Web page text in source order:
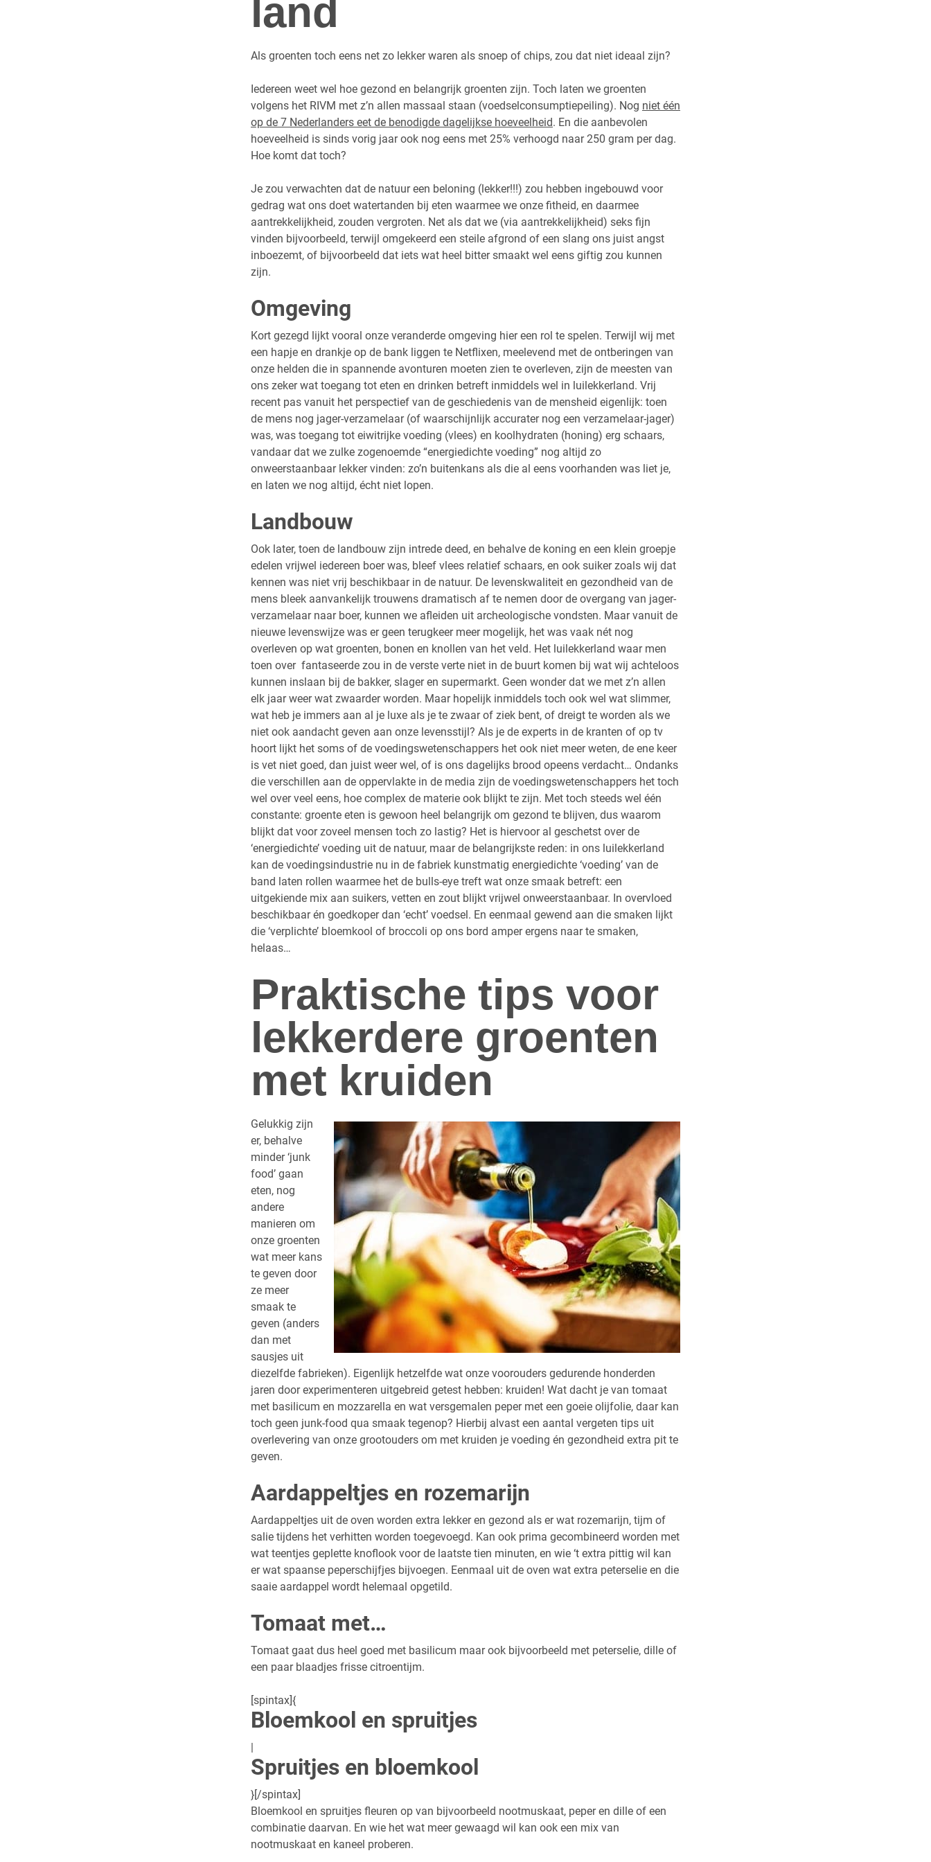
land
Als groenten toch eens net zo lekker waren als snoep of chips, zou dat niet ideaal zijn?
Iedereen weet wel hoe gezond en belangrijk groenten zijn. Toch laten we groenten
volgens het RIVM met z’n allen massaal staan (voedselconsumptiepeiling). Nog niet één
op de 7 Nederlanders eet de benodigde dagelijkse hoeveelheid. En die aanbevolen
hoeveelheid is sinds vorig jaar ook nog eens met 25% verhoogd naar 250 gram per dag.
Hoe komt dat toch?
Je zou verwachten dat de natuur een beloning (lekker!!!) zou hebben ingebouwd voor
gedrag wat ons doet watertanden bij eten waarmee we onze fitheid, en daarmee
aantrekkelijkheid, zouden vergroten. Net als dat we (via aantrekkelijkheid) seks fijn
vinden bijvoorbeeld, terwijl omgekeerd een steile afgrond of een slang ons juist angst
inboezemt, of bijvoorbeeld dat iets wat heel bitter smaakt wel eens giftig zou kunnen
zijn.
Omgeving
Kort gezegd lijkt vooral onze veranderde omgeving hier een rol te spelen. Terwijl wij met
een hapje en drankje op de bank liggen te Netflixen, meelevend met de ontberingen van
onze helden die in spannende avonturen moeten zien te overleven, zijn de meesten van
ons zeker wat toegang tot eten en drinken betreft inmiddels wel in luilekkerland. Vrij
recent pas vanuit het perspectief van de geschiedenis van de mensheid eigenlijk: toen
de mens nog jager-verzamelaar (of waarschijnlijk accurater nog een verzamelaar-jager)
was, was toegang tot eiwitrijke voeding (vlees) en koolhydraten (honing) erg schaars,
vandaar dat we zulke zogenoemde “energiedichte voeding” nog altijd zo
onweerstaanbaar lekker vinden: zo’n buitenkans als die al eens voorhanden was liet je,
en laten we nog altijd, écht niet lopen.
Landbouw
Ook later, toen de landbouw zijn intrede deed, en behalve de koning en een klein groepje
edelen vrijwel iedereen boer was, bleef vlees relatief schaars, en ook suiker zoals wij dat
kennen was niet vrij beschikbaar in de natuur. De levenskwaliteit en gezondheid van de
mens bleek aanvankelijk trouwens dramatisch af te nemen door de overgang van jager-
verzamelaar naar boer, kunnen we afleiden uit archeologische vondsten. Maar vanuit de
nieuwe levenswijze was er geen terugkeer meer mogelijk, het was vaak nét nog
overleven op wat groenten, bonen en knollen van het veld. Het luilekkerland waar men
toen over fantaseerde zou in de verste verte niet in de buurt komen bij wat wij achteloos
kunnen inslaan bij de bakker, slager en supermarkt. Geen wonder dat we met z’n allen
elk jaar weer wat zwaarder worden. Maar hopelijk inmiddels toch ook wel wat slimmer,
wat heb je immers aan al je luxe als je te zwaar of ziek bent, of dreigt te worden als we
niet ook aandacht geven aan onze levensstijl? Als je de experts in de kranten of op tv
hoort lijkt het soms of de voedingswetenschappers het ook niet meer weten, de ene keer
is vet niet goed, dan juist weer wel, of is ons dagelijks brood opeens verdacht… Ondanks
die verschillen aan de oppervlakte in de media zijn de voedingswetenschappers het toch
wel over veel eens, hoe complex de materie ook blijkt te zijn. Met toch steeds wel één
constante: groente eten is gewoon heel belangrijk om gezond te blijven, dus waarom
blijkt dat voor zoveel mensen toch zo lastig? Het is hiervoor al geschetst over de
‘energiedichte’ voeding uit de natuur, maar de belangrijkste reden: in ons luilekkerland
kan de voedingsindustrie nu in de fabriek kunstmatig energiedichte ‘voeding’ van de
band laten rollen waarmee het de bulls-eye treft wat onze smaak betreft: een
uitgekiende mix aan suikers, vetten en zout blijkt vrijwel onweerstaanbaar. In overvloed
beschikbaar én goedkoper dan ‘echt’ voedsel. En eenmaal gewend aan die smaken lijkt
die ‘verplichte’ bloemkool of broccoli op ons bord amper ergens naar te smaken,
helaas…
Praktische tips voor
lekkerdere groenten
met kruiden
Gelukkig zijn
er, behalve
minder ‘junk
food’ gaan
eten, nog
andere
manieren om
onze groenten
wat meer kans
te geven door
ze meer
smaak te
geven (anders
dan met
sausjes uit
diezelfde fabrieken). Eigenlijk hetzelfde wat onze voorouders gedurende honderden
jaren door experimenteren uitgebreid getest hebben: kruiden! Wat dacht je van tomaat
met basilicum en mozzarella en wat versgemalen peper met een goeie olijfolie, daar kan
toch geen junk-food qua smaak tegenop? Hierbij alvast een aantal vergeten tips uit
overlevering van onze grootouders om met kruiden je voeding én gezondheid extra pit te
geven.
Aardappeltjes en rozemarijn
Aardappeltjes uit de oven worden extra lekker en gezond als er wat rozemarijn, tijm of
salie tijdens het verhitten worden toegevoegd. Kan ook prima gecombineerd worden met
wat teentjes geplette knoflook voor de laatste tien minuten, en wie ‘t extra pittig wil kan
er wat spaanse peperschijfjes bijvoegen. Eenmaal uit de oven wat extra peterselie en die
saaie aardappel wordt helemaal opgetild.
Tomaat met…
Tomaat gaat dus heel goed met basilicum maar ook bijvoorbeeld met peterselie, dille of
een paar blaadjes frisse citroentijm.
[spintax]{
Bloemkool en spruitjes
|
Spruitjes en bloemkool
}[/spintax]
Bloemkool en spruitjes fleuren op van bijvoorbeeld nootmuskaat, peper en dille of een
combinatie daarvan. En wie het wat meer gewaagd wil kan ook een mix van
nootmuskaat en kaneel proberen.